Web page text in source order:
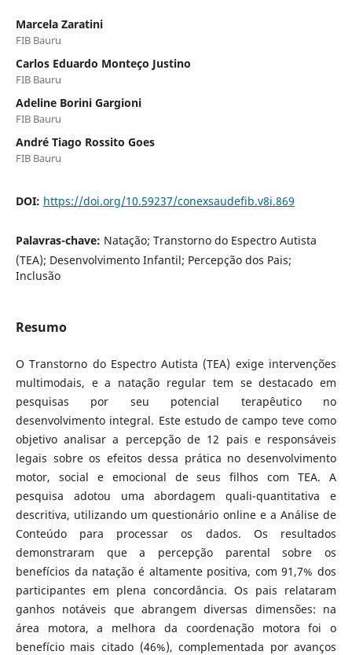
Marcela Zaratini
FIB Bauru
Carlos Eduardo Monteço Justino
FIB Bauru
Adeline Borini Gargioni
FIB Bauru
André Tiago Rossito Goes
FIB Bauru
DOI: https://doi.org/10.59237/conexsaudefib.v8i.869
Palavras-chave: Natação; Transtorno do Espectro Autista
(TEA); Desenvolvimento Infantil; Percepção dos Pais;
Inclusão
Resumo
O Transtorno do Espectro Autista (TEA) exige intervenções
multimodais, e a natação regular tem se destacado em
pesquisas por seu potencial terapêutico no
desenvolvimento integral. Este estudo de campo teve como
objetivo analisar a percepção de 12 pais e responsáveis
legais sobre os efeitos dessa prática no desenvolvimento
motor, social e emocional de seus filhos com TEA. A
pesquisa adotou uma abordagem quali-quantitativa e
descritiva, utilizando um questionário online e a Análise de
Conteúdo para processar os dados. Os resultados
demonstraram que a percepção parental sobre os
benefícios da natação é altamente positiva, com 91,7% dos
participantes em plena concordância. Os pais relataram
ganhos notáveis que abrangem diversas dimensões: na
área motora, a melhora da coordenação motora foi o
benefício mais citado (46%), complementada por avanços